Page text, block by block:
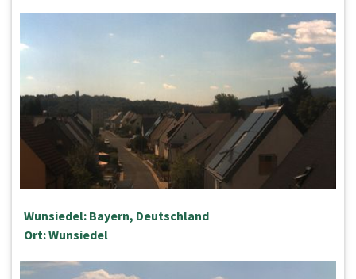
Wunsiedel: Bayern, Deutschland
Ort: Wunsiedel